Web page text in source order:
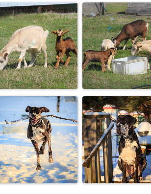
Ши-тцу
«Чур, моя
лавочка!»
Почти жеребенок
:-)
Тест на
:-)